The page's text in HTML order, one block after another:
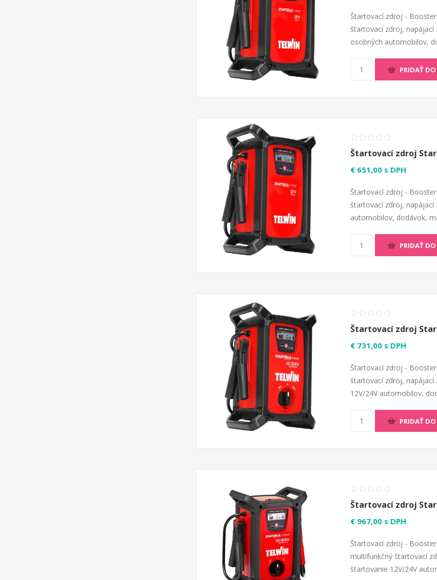
Štartovací zdroj -
štartovací zdroj, napájací
osobných automobilov,
PRIDAŤ
Štartovací zdroj
€ 651,00 s DPH
Štartovací zdroj -
štartovací zdroj, napájací
automobilov, dodávok,
PRIDAŤ
Štartovací zdroj
€ 731,00 s DPH
Štartovací zdroj -
štartovací zdroj, napájací
12V/24V automobilov,
PRIDAŤ
Štartovací zdroj
€ 967,00 s DPH
Štartovací zdroj -
multifunkčný štartovací
štartovanie 12V/24V